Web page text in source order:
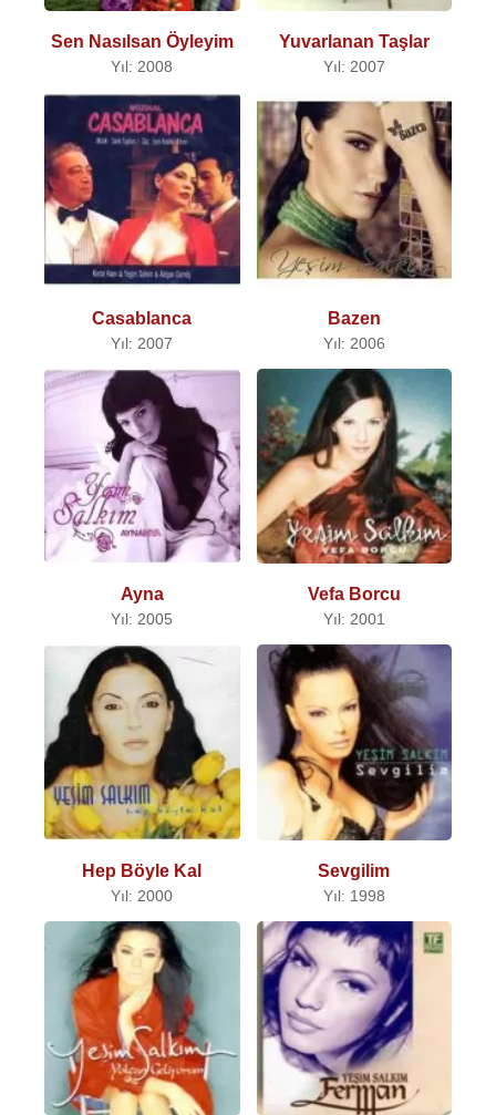
Sen Nasılsan Öyleyim
Yıl: 2008
Yuvarlanan Taşlar
Yıl: 2007
Casablanca
Yıl: 2007
Bazen
Yıl: 2006
Ayna
Yıl: 2005
Vefa Borcu
Yıl: 2001
Hep Böyle Kal
Yıl: 2000
Sevgilim
Yıl: 1998